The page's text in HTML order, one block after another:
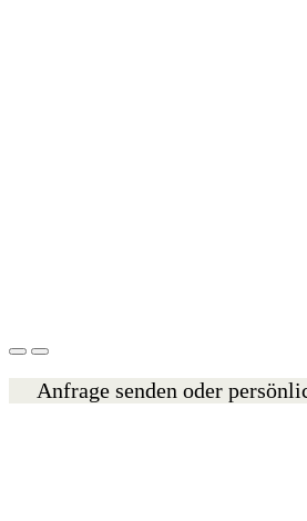
Anfrage senden oder